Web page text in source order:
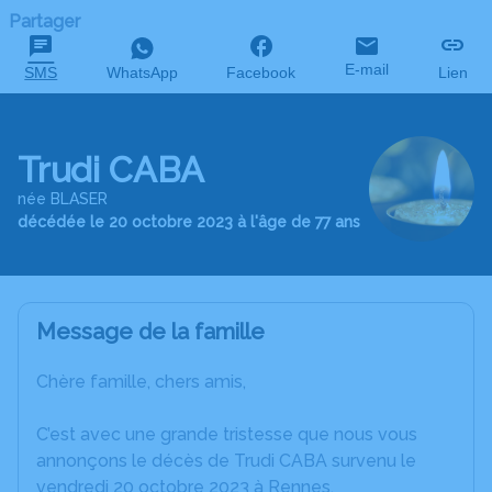
Partager
SMS WhatsApp Facebook E-mail Lien
Trudi CABA
née BLASER
décédée le 20 octobre 2023 à l'âge de 77 ans
Message de la famille
Chère famille, chers amis,
C’est avec une grande tristesse que nous vous
annonçons le décès de Trudi CABA survenu le
vendredi 20 octobre 2023 à Rennes.